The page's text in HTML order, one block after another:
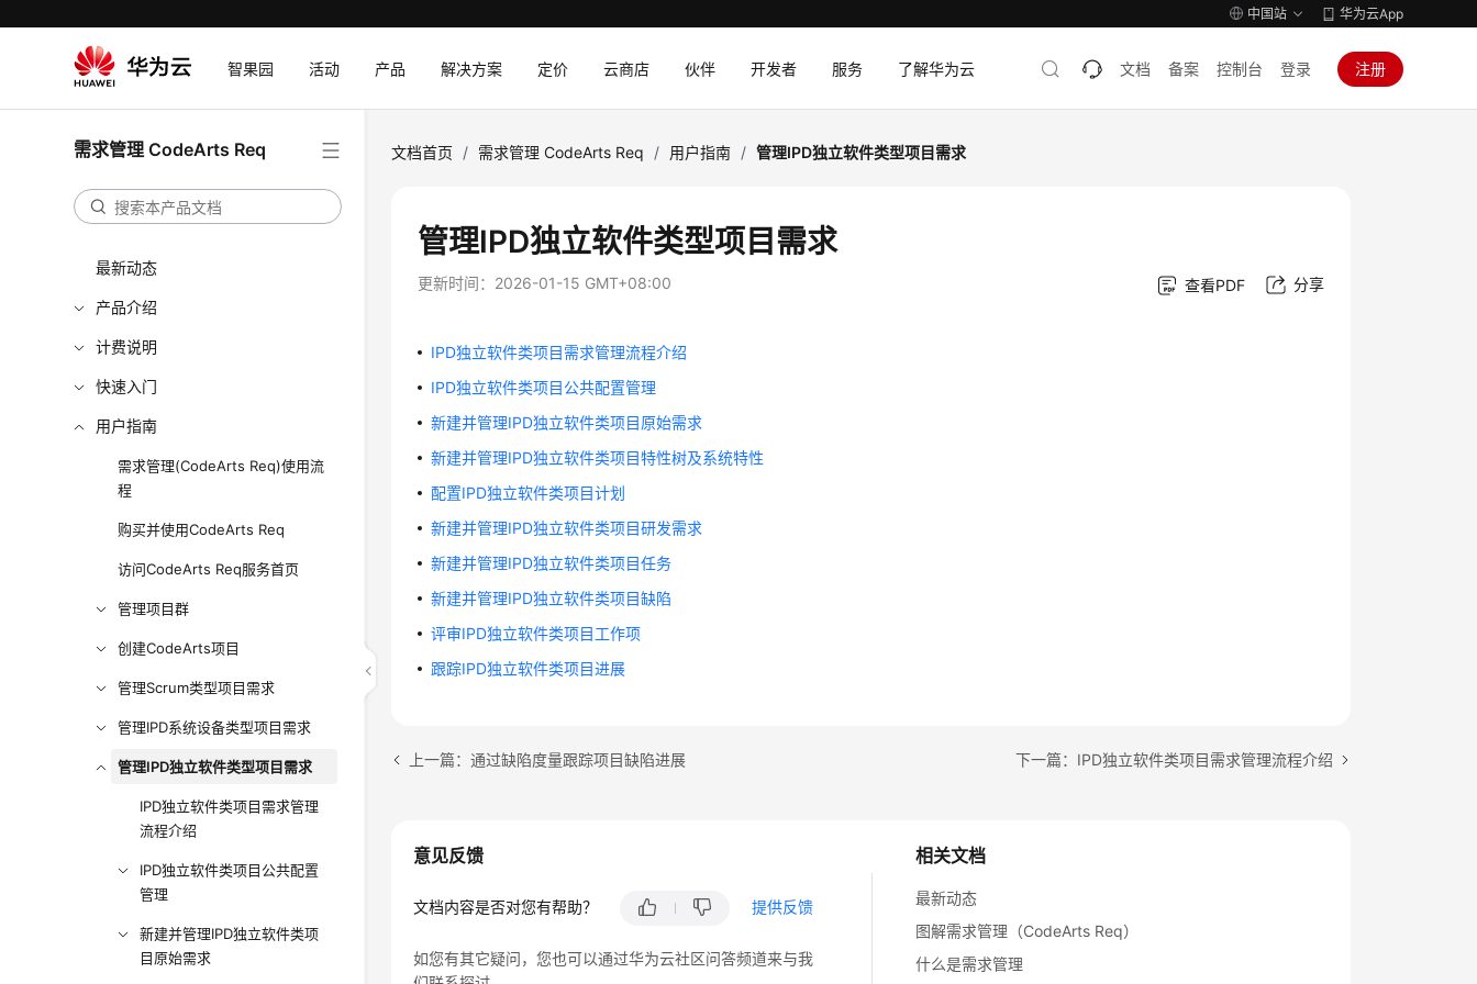
中国站 华为云App
智果园 活动 产品 解决方案 定价 云商店 伙伴 开发者 服务 了解华为云 文档 备案 控制台 登录 注册
需求管理 CodeArts Req
最新动态
产品介绍
计费说明
快速入门
用户指南
需求管理(CodeArts Req)使用流
程
购买并使用CodeArts Req
访问CodeArts Req服务首页
管理项目群
创建CodeArts项目
管理Scrum类型项目需求
管理IPD系统设备类型项目需求
管理IPD独立软件类型项目需求
IPD独立软件类项目需求管理
流程介绍
IPD独立软件类项目公共配置
管理
新建并管理IPD独立软件类项
目原始需求
文档首页 / 需求管理 CodeArts Req / 用户指南 / 管理IPD独立软件类型项目需求
管理IPD独立软件类型项目需求
更新时间： 2026-01-15 GMT+08:00 查看PDF 分享
IPD独立软件类项目需求管理流程介绍
IPD独立软件类项目公共配置管理
新建并管理IPD独立软件类项目原始需求
新建并管理IPD独立软件类项目特性树及系统特性
配置IPD独立软件类项目计划
新建并管理IPD独立软件类项目研发需求
新建并管理IPD独立软件类项目任务
新建并管理IPD独立软件类项目缺陷
评审IPD独立软件类项目工作项
跟踪IPD独立软件类项目进展
上一篇：通过缺陷度量跟踪项目缺陷进展 下一篇：IPD独立软件类项目需求管理流程介绍
相关文档
最新动态
图解需求管理（CodeArts Req）
什么是需求管理
意见反馈
文档内容是否对您有帮助？ 提供反馈
如您有其它疑问，您也可以通过华为云社区问答频道来与我